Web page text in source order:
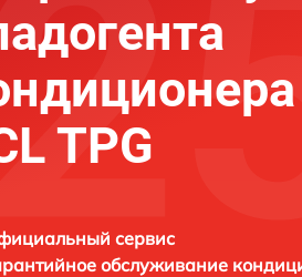
TPG
сервис
обслуживание